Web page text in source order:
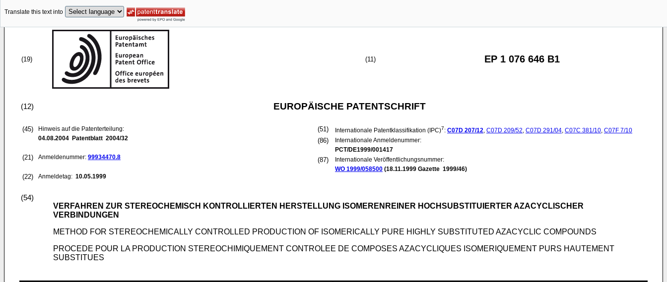
Translate this text into
(19) (11) EP 1 076 646 B1
(12) EUROPÄISCHE PATENTSCHRIFT
(45)
Hinweis auf die Patenterteilung:
04.08.2004 Patentblatt 2004/32
(21) Anmeldenummer: 99934470.8
(22) Anmeldetag: 10.05.1999
(51) Internationale Patentklassifikation (IPC)7: C07D 207/12, C07D 209/52, C07D 291/04, C07C 381/10, C07F 7/10
(86)
Internationale Anmeldenummer:
PCT/DE1999/001417
(87)
Internationale Veröffentlichungsnummer:
WO 1999/058500 (18.11.1999 Gazette 1999/46)
(54)
VERFAHREN ZUR STEREOCHEMISCH KONTROLLIERTEN HERSTELLUNG ISOMERENREINER HOCHSUBSTITUIERTER AZACYCLISCHER
VERBINDUNGEN
METHOD FOR STEREOCHEMICALLY CONTROLLED PRODUCTION OF ISOMERICALLY PURE HIGHLY SUBSTITUTED AZACYCLIC COMPOUNDS
PROCEDE POUR LA PRODUCTION STEREOCHIMIQUEMENT CONTROLEE DE COMPOSES AZACYCLIQUES ISOMERIQUEMENT PURS HAUTEMENT
SUBSTITUES